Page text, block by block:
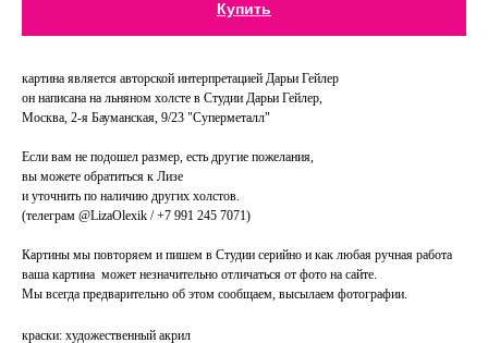
Купить
картина является авторской интерпретацией Дарьи Гейлер
он написана на льняном холсте в Студии Дарьи Гейлер,
Москва, 2-я Бауманская, 9/23 "Суперметалл"
Если вам не подошел размер, есть другие пожелания,
вы можете обратиться к Лизе
и уточнить по наличию других холстов.
(телеграм @LizaOlexik / +7 991 245 7071)
Картины мы повторяем и пишем в Студии серийно и как любая ручная работа
ваша картина может незначительно отличаться от фото на сайте.
Мы всегда предварительно об этом сообщаем, высылаем фотографии.
краски: художественный акрил